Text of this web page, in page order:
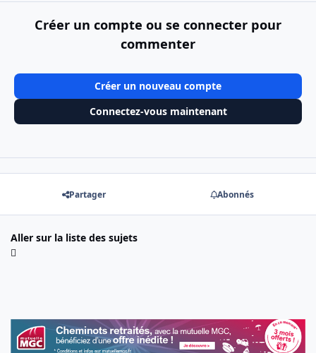
Créer un compte ou se connecter pour
commenter
Créer un nouveau compte
Connectez-vous maintenant
Partager Abonnés
Aller sur la liste des sujets